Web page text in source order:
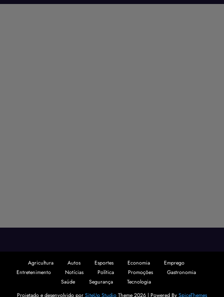
Agricultura Autos Esportes Economia
Emprego
Entretenimento
Notícias Política Promoções
Gastronomia
Saúde
Segurança
Tecnologia
Projetado e desenvolvido por SiteUp Studio Theme 2026 | Powered By SpiceThemes